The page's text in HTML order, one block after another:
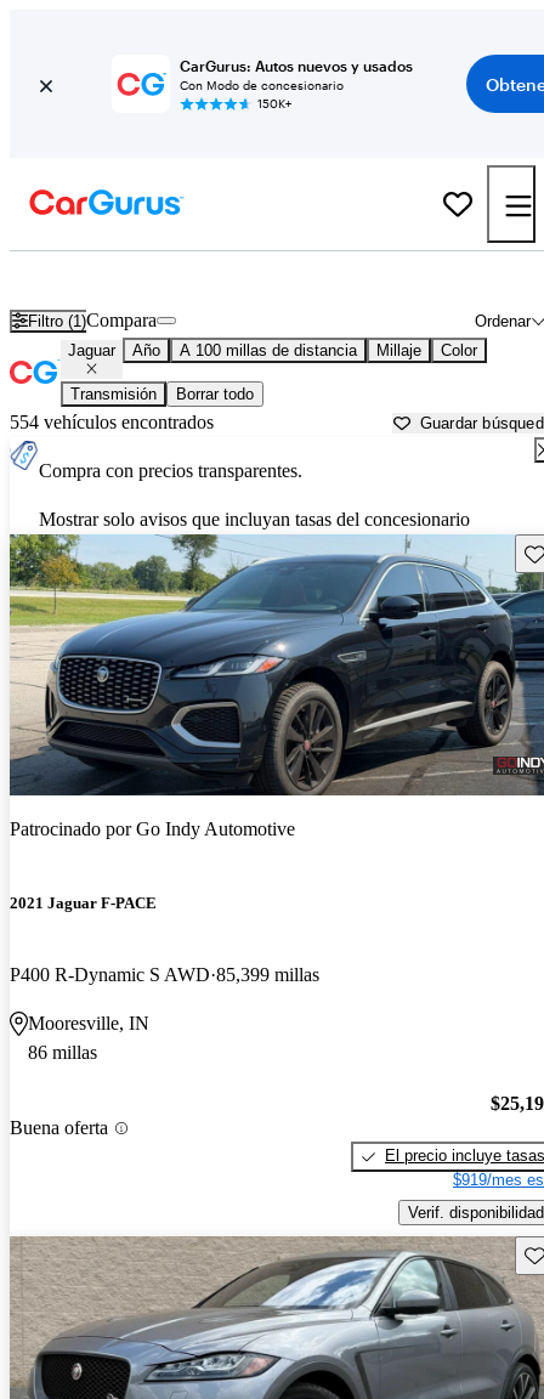
CarGurus: Autos nuevos y usados
Con Modo de concesionario
150K+
Filtro (1) Ordenar
Compara
Jaguar Año A 100 millas de distancia Millaje Color
Transmisión Borrar todo
554 vehículos encontrados Guardar
Compra con precios transparentes.
Mostrar solo avisos que incluyan tasas del concesionario
Patrocinado porGo Indy Automotive
2021 Jaguar F-PACE
P400 R-Dynamic S AWD 85,399 millas
Mooresville, IN
86 millas
Buena oferta
El precio incluye tasas
$919/mes
Verif. disponibilidad